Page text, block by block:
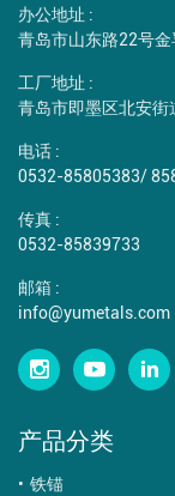
办公地址 :
青岛市山东路22号
工厂地址 :
青岛市即墨区北安
电话 :
0532-85805383/
传真 :
0532-85839733
邮箱 :
info@yumetals.com
产品分类
铁锚